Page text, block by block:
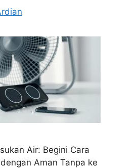
Air: Begini Cara
Aman Tanpa ke